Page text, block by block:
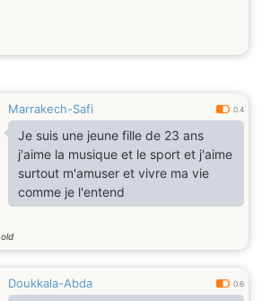
Marrakech-Safi 0.4
Je suis une jeune fille de 23 ans
j'aime la musique et le sport et j'aime
surtout m'amuser et vivre ma vie
comme je l'entend
Doukkala-Abda 0.6